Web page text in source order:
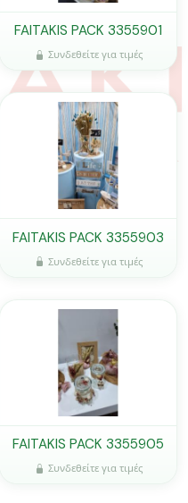
FAITAKIS PACK 3355901
Συνδεθείτε για τιμές
FAITAKIS PACK 3355903
Συνδεθείτε για τιμές
FAITAKIS PACK 3355905
Συνδεθείτε για τιμές